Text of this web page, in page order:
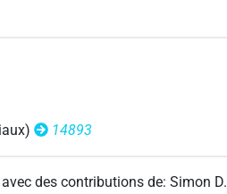
14893
avec des contributions de:Simon D.